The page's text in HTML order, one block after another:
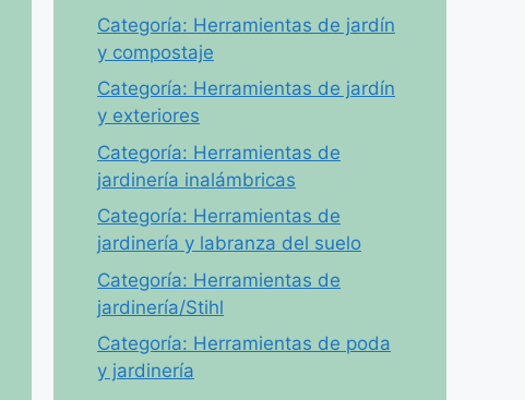
Categoría: Herramientas de jardín
y compostaje
Categoría: Herramientas de jardín
y exteriores
Categoría: Herramientas de
jardinería inalámbricas
Categoría: Herramientas de
jardinería y labranza del suelo
Categoría: Herramientas de
jardinería/Stihl
Categoría: Herramientas de poda
y jardinería